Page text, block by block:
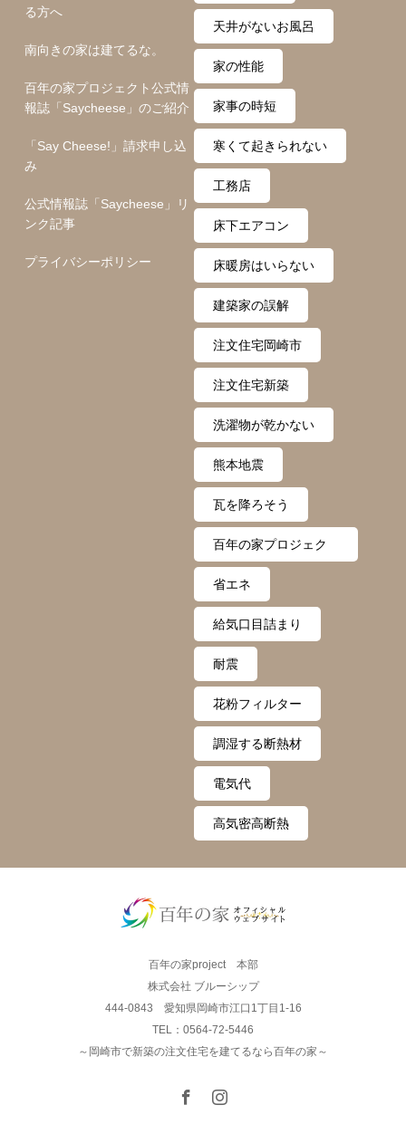
る方へ
南向きの家は建てるな。
百年の家プロジェクト公式情
報誌「Saycheese」のご紹介
「Say Cheese!」請求申し込
み
公式情報誌「Saycheese」リ
ンク記事
プライバシーポリシー
天井がないお風呂
家の性能
家事の時短
寒くて起きられない
工務店
床下エアコン
床暖房はいらない
建築家の誤解
注文住宅岡崎市
注文住宅新築
洗濯物が乾かない
熊本地震
瓦を降ろそう
百年の家プロジェク
ト
省エネ
給気口目詰まり
耐震
花粉フィルター
調湿する断熱材
電気代
高気密高断熱
百年の家project 本部
株式会社 ブルーシップ
444-0843 愛知県岡崎市江口1丁目1-16
TEL：0564-72-5446
～岡崎市で新築の注文住宅を建てるなら百年の家～